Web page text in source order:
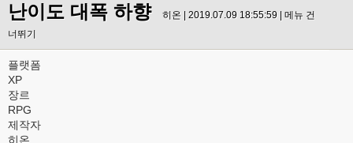
난이도 대폭 하향
히온 | 2019.07.09 18:55:59 | 메뉴 건
너뛰기
플랫폼
XP
장르
RPG
제작자
히온